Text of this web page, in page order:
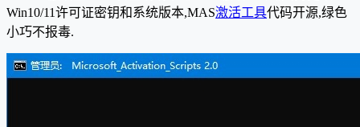
Win10/11许可证密钥和系统版本,MAS激活工具代码开源,绿色
小巧不报毒.